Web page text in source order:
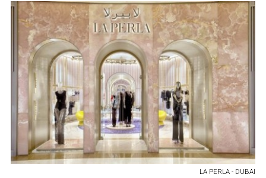
LA PERLA - DUBAI